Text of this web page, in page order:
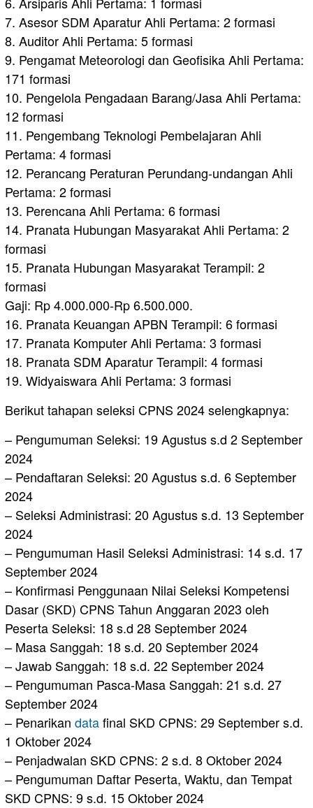
7. Asesor SDM Aparatur Ahli Pertama: 2 formasi
8. Auditor Ahli Pertama: 5 formasi
9. Pengamat Meteorologi dan Geofisika Ahli Pertama:
171 formasi
10. Pengelola Pengadaan Barang/Jasa Ahli Pertama:
12 formasi
11. Pengembang Teknologi Pembelajaran Ahli
Pertama: 4 formasi
12. Perancang Peraturan Perundang-undangan Ahli
Pertama: 2 formasi
13. Perencana Ahli Pertama: 6 formasi
14. Pranata Hubungan Masyarakat Ahli Pertama: 2
formasi
15. Pranata Hubungan Masyarakat Terampil: 2
formasi
Gaji: Rp 4.000.000-Rp 6.500.000.
16. Pranata Keuangan APBN Terampil: 6 formasi
17. Pranata Komputer Ahli Pertama: 3 formasi
18. Pranata SDM Aparatur Terampil: 4 formasi
19. Widyaiswara Ahli Pertama: 3 formasi
Berikut tahapan seleksi CPNS 2024 selengkapnya:
– Pengumuman Seleksi: 19 Agustus s.d 2 September
2024
– Pendaftaran Seleksi: 20 Agustus s.d. 6 September
2024
– Seleksi Administrasi: 20 Agustus s.d. 13 September
2024
– Pengumuman Hasil Seleksi Administrasi: 14 s.d. 17
September 2024
– Konfirmasi Penggunaan Nilai Seleksi Kompetensi
Dasar (SKD) CPNS Tahun Anggaran 2023 oleh
Peserta Seleksi: 18 s.d 28 September 2024
– Masa Sanggah: 18 s.d. 20 September 2024
– Jawab Sanggah: 18 s.d. 22 September 2024
– Pengumuman Pasca-Masa Sanggah: 21 s.d. 27
September 2024
– Penarikan datafinal SKD CPNS: 29 September s.d.
1 Oktober 2024
– Penjadwalan SKD CPNS: 2 s.d. 8 Oktober 2024
– Pengumuman Daftar Peserta, Waktu, dan Tempat
SKD CPNS: 9 s.d. 15 Oktober 2024